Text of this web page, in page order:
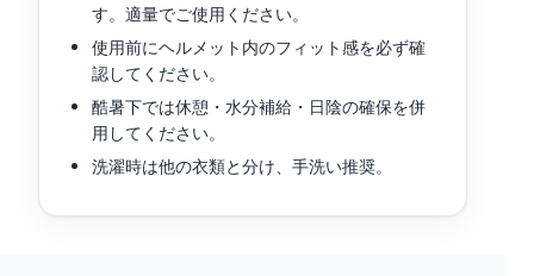
す。適量でご使用ください。
使用前にヘルメット内のフィット感を必ず確
認してください。
酷暑下では休憩・水分補給・日陰の確保を併
用してください。
洗濯時は他の衣類と分け、手洗い推奨。